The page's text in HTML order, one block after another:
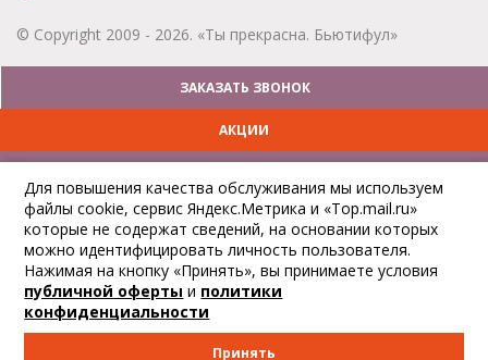
© Copyright 2009 - 2026. «Ты прекрасна. Бьютифул»
ЗАКАЗАТЬ ЗВОНОК
АКЦИИ
ОПЛАТА
ОТСЛЕДИТЬ ЗАКАЗ
Для повышения качества обслуживания мы используем
файлы cookie, сервис Яндекс.Метрика и «Top.mail.ru»
которые не содержат сведений, на основании которых
можно идентифицировать личность пользователя.
Нажимая на кнопку «Принять», вы принимаете условия
публичной оферты и политики
конфиденциальности
Принять